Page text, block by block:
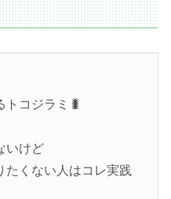
トコジラミ🐛
いけど
たくない人はコレ実践